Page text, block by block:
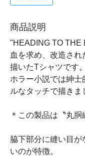
商品説明
"HEADING TO THE
血を求め、改造さ
描いたTシャツです。
ホラー小説では紳士
ルなタッチで描きま
＊この製品は〝丸胴
脇下部分に縫い目
いのが特徴。